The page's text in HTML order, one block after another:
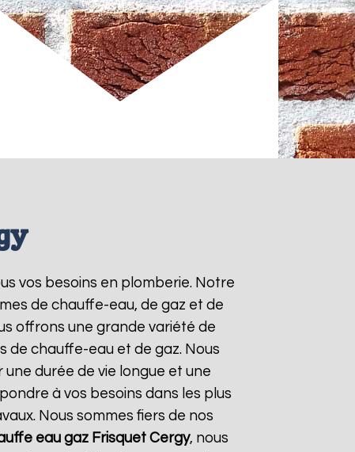
vos besoins en plomberie. Notre
de chauffe-eau, de gaz et de
offrons une grande variété de
de chauffe-eau et de gaz. Nous
durée de vie longue et une
à vos besoins dans les plus
Nous sommes fiers de nos
eau gaz Frisquet Cergy, nous